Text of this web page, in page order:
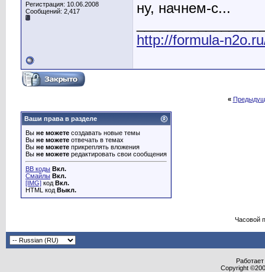
Регистрация: 10.06.2008
Сообщений: 2,417
ну, начнем-с...
http://formula-
«
Ваши права в разделе
Вы не можете создавать новые темы
Вы не можете отвечать в темах
Вы не можете прикреплять вложения
Вы не можете редактировать свои сообщения
BB коды Вкл.
Смайлы Вкл.
[IMG] код Вкл.
HTML код Выкл.
Часовой
Copyright